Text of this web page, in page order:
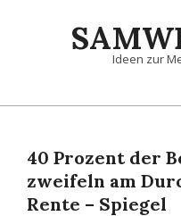
Ideen zur
Primary
Menu40 Prozent der
zweifeln am
Rente – Spiegel